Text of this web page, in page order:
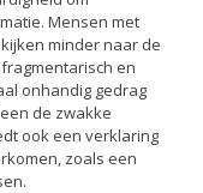
Mensen met
minder naar de
en
onhandig gedrag
de zwakke
ook een verklaring
zoals een